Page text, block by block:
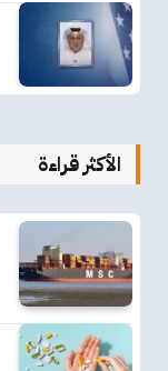
الأكثر قراءة